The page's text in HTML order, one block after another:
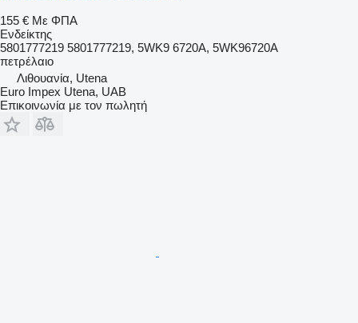
155 € Με ΦΠΑ
Ενδείκτης
5801777219 5801777219, 5WK9 6720A, 5WK96720A
πετρέλαιο
Λιθουανία, Utena
Euro Impex Utena, UAB
Επικοινωνία με τον πωλητή